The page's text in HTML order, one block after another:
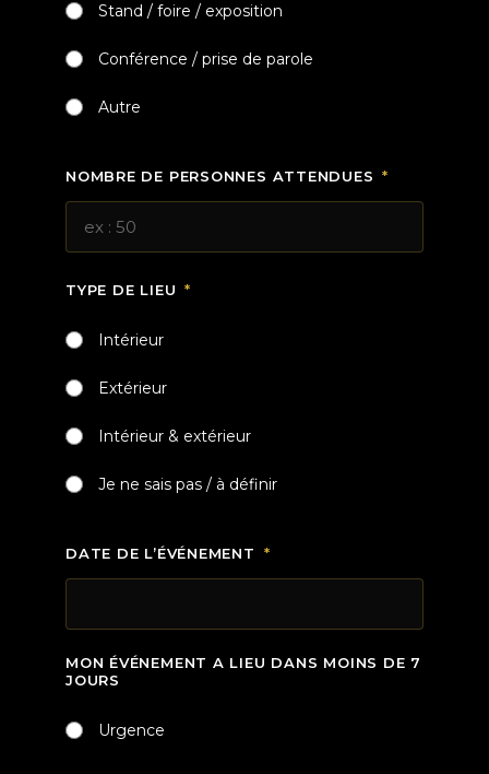
Stand / foire / exposition
Conférence / prise de parole
Autre
NOMBRE DE PERSONNES ATTENDUES
TYPE DE LIEU
Intérieur
Extérieur
Intérieur & extérieur
Je ne sais pas / à définir
DATE DE L’ÉVÉNEMENT
MON ÉVÉNEMENT A LIEU DANS MOINS DE 7
JOURS
Urgence